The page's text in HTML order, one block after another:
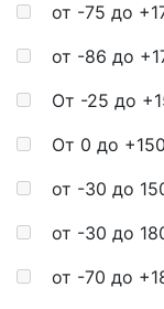
от -75 до
от -86 до
От -25 до
От 0 до +150
от -30 до
от -30 до
от -70 до